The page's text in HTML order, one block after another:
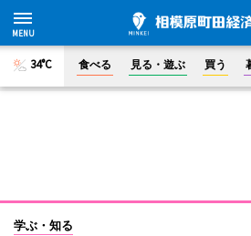
34°C 食べる 見る・遊ぶ 買う
学ぶ・知る